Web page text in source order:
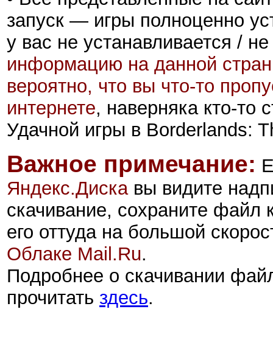
запуск — игры полноценно
у вас не устанавливается /
информацию на данной
вероятно, что вы что-то
интернете, наверняка кто-то
Удачной игры в Borderlands:
Важное примечание:
Яндекс.Дискавы видите
скачивание, сохраните файл
его оттуда на большой
Облаке Mail.Ru.
Подробнее о скачивании
прочитать здесь.